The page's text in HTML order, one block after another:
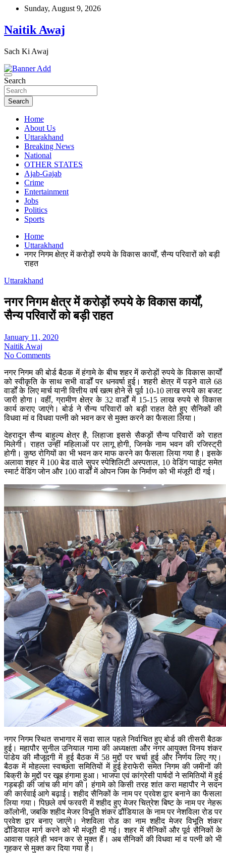
Skip
content
Sunday, August 9, 2026
Naitik Awaj
Sach Ki Awaj
Search
Search
Home
About Us
Uttarakhand
Breaking News
National
OTHER STATES
Ajab-Gajab
Crime
Entertainment
Jobs
Politics
Sports
Home
Uttarakhand
नगर निगम क्षेत्र में करोड़ों रुपये के विकास कार्यों, सैन्य परिवारों को बड़ी
राहत
Uttarakhand
नगर निगम क्षेत्र में करोड़ों रुपये के विकास कार्यों,
सैन्य परिवारों को बड़ी राहत
January 11, 2020
Naitik Awaj
No Comments
नगर निगम की बोर्ड बैठक में हंगामे के बीच शहर में करोड़ों रुपये के विकास कार्यों
को स्वीकृति के साथ सभी वार्डों पर धनवर्षा हुई। शहरी क्षेत्र में पड़ने वाले 68
वार्डों के लिए मार्च यानी वित्तीय वर्ष खत्म होने से पूर्व 10-10 लाख रुपये का बजट
जारी होगा। वहीं, ग्रामीण क्षेत्र के 32 वार्डों में 15-15 लाख रुपये से विकास
कार्य कराए जाएंगे। बोर्ड ने सैन्य परिवारों को बड़ी राहत देते हुए सैनिकों की
विधवा मां व विधवा पत्नी को भवन कर से मुक्त करने का फैसला लिया।
देहरादून सैन्य बाहुल्य क्षेत्र है, लिहाजा इससे सैकड़ों सैन्य परिवारों को राहत
मिलेगी। राहत उन्हीं महिलाओं पर लागू होगी, जिनके नाम भवन की रजिस्ट्री
होगी। कुष्ठ रोगियों का भी भवन कर माफ करने का फैसला लिया गया है। इसके
अलावा शहर में 100 बेड वाले सुपर स्पेशिलिटी अस्पताल, 10 वेडिंग प्वाइंट समेत
स्मार्ट वेंडिंग जोन और 100 वार्डों में ओपन जिम के निर्माण को भी मंजूरी दी गई।
नगर निगम स्थित सभागार में सवा साल पहले निर्वाचित हुए बोर्ड की तीसरी बैठक
हुई। महापौर सुनील उनियाल गामा की अध्यक्षता और नगर आयुक्त विनय शंकर
पांडेय की मौजूदगी में हुई बैठक में 58 मुद्दों पर चर्चा हुई और निर्णय लिए गए।
बैठक में मोहल्ला स्वच्छता समितियों में हुई हेराफेरी समेत निगम की जमीनों की
बिक्री के मुद्दों पर खूब हंगामा हुआ। भाजपा एवं कांग्रेसी पार्षदों ने समितियों में हुई
गड़बड़ी की जांच की मांग की। हंगामे को किसी तरह शांत करा महापौर ने सदन
की कार्रवाई आगे बढ़ाई। शहीद सैनिकों के नाम पर प्रवेश द्वार बनाने का फैसला
लिया गया। पिछले वर्ष फरवरी में शहीद हुए मेजर चित्रेश बिष्ट के नाम पर नेहरू
कॉलोनी, जबकि शहीद मेजर विभूति शंकर ढौंडियाल के नाम पर नेशविला रोड पर
प्रवेश द्वार बनाए जाएंगे। नेशविला रोड का नाम शहीद मेजर विभूति शंकर
ढौंडियाल मार्ग करने को भी मंजूरी दी गई। शहर में सैनिकों और पूर्व सैनिकों के
आवास पहले ही भवन कर से मुक्त हैं। अब सैनिकों की विधवा मां व पत्नी को भी
गृहकर से मुक्त कर दिया गया है।